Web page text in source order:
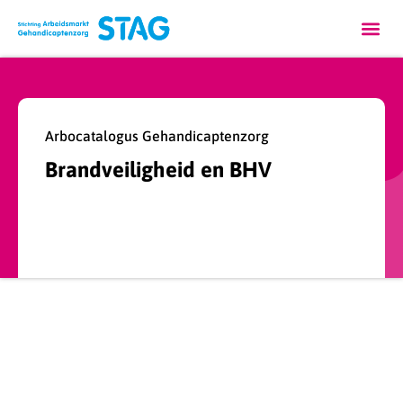
Arbocatalogus Gehandicaptenzorg
Brandveiligheid en BHV